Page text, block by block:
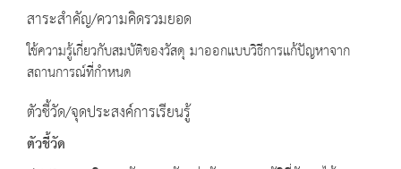
สาระสำคัญ/ความคิดรวมยอด
ใช้ความรู้เกี่ยวกับสมบัติของวัสดุ มาออกแบบวิธีการแก้ปัญหาจาก
สถานการณ์ที่กำหนด
ตัวชี้วัด/จุดประสงค์การเรียนรู้
ตัวชี้วัด